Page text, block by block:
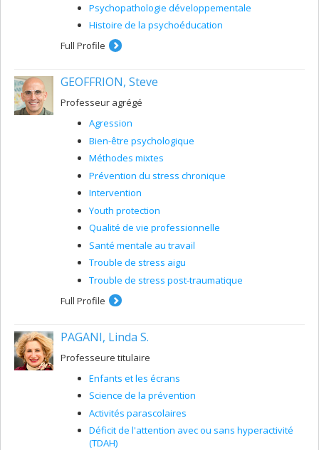
Psychopathologie développementale
Histoire de la psychoéducation
Full Profile
GEOFFRION, Steve
Professeur agrégé
Agression
Bien-être psychologique
Méthodes mixtes
Prévention du stress chronique
Intervention
Youth protection
Qualité de vie professionnelle
Santé mentale au travail
Trouble de stress aigu
Trouble de stress post-traumatique
Full Profile
PAGANI, Linda S.
Professeure titulaire
Enfants et les écrans
Science de la prévention
Activités parascolaires
Déficit de l'attention avec ou sans hyperactivité
(TDAH)